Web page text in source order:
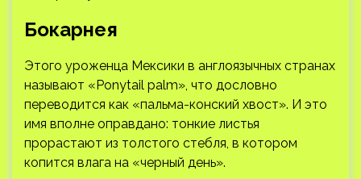
Бокарнея
Этого уроженца Мексики в англоязычных странах
называют «Ponytail palm», что дословно
переводится как «пальма-конский хвост». И это
имя вполне оправдано: тонкие листья
прорастают из толстого стебля, в котором
копится влага на «черный день».